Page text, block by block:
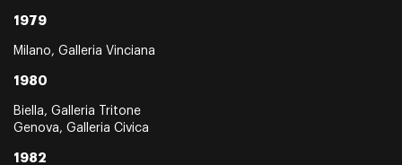
1979
Milano, Galleria Vinciana
1980
Biella, Galleria Tritone
Genova, Galleria Civica
1982